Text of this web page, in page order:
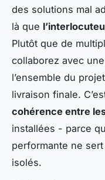
des solutions mal
là que
Plutôt que de
collaborez avec
l’ensemble du
livraison finale.
cohérence entre
installées - parce
performante ne
isolés.